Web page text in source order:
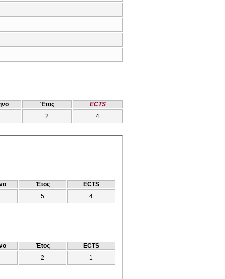
Έτος
ECTS
2 4
Έτος
ECTS
5 4
Έτος
ECTS
2 1